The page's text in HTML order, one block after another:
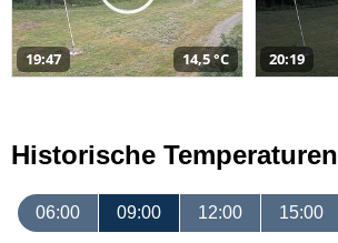
19:47 14,5 °C 20:19
Historische Temperaturen
06:00 09:00 12:00 15:00